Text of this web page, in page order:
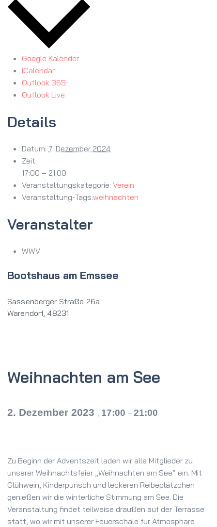
Google Kalender
iCalendar
Outlook 365
Outlook Live
Details
Datum: 7. Dezember 2024
Zeit:
17:00 – 21:00
Veranstaltungskategorie: Verein
Veranstaltung-Tags:weihnachten
Veranstalter
WWV
Bootshaus am Emssee
Sassenberger Straße 26a
Warendorf, 48231
Weihnachten am See
2. Dezember 2023 , 17:00 – 21:00
Zu Beginn der Adventszeit laden wir alle Mitglieder zu
unserer Weihnachtsfeier „Weihnachten am See“ ein. Mit
Glühwein, Kinderpunsch und leckeren Reibeplätzchen
genießen wir die winterliche Stimmung am See. Die
Veranstaltung findet teilweise draußen auf der Terrasse
statt, wo wir mit unserer Feuerschale für Atmosphäre